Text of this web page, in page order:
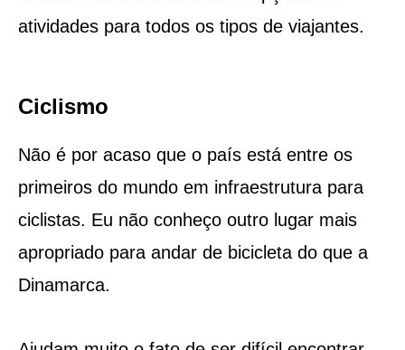
atividades para todos os tipos de viajantes.
Ciclismo
Não é por acaso que o país está entre os
primeiros do mundo em infraestrutura para
ciclistas. Eu não conheço outro lugar mais
apropriado para andar de bicicleta do que a
Dinamarca.